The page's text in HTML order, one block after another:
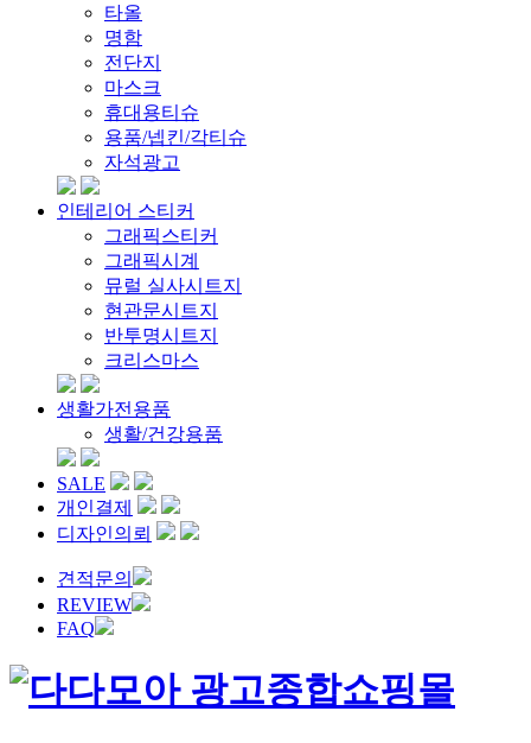
타올
명함
전단지
마스크
휴대용티슈
용품/넵킨/각티슈
자석광고
인테리어 스티커
그래픽스티커
그래픽시계
뮤럴 실사시트지
현관문시트지
반투명시트지
크리스마스
생활가전용품
생활/건강용품
SALE
개인결제
디자인의뢰
견적문의
REVIEW
FAQ